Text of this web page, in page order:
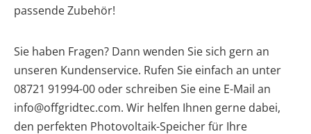
passende Zubehör!
Sie haben Fragen? Dann wenden Sie sich gern an
unseren Kundenservice. Rufen Sie einfach an unter
08721 91994-00 oder schreiben Sie eine E-Mail an
info@offgridtec.com. Wir helfen Ihnen gerne dabei,
den perfekten Photovoltaik-Speicher für Ihre